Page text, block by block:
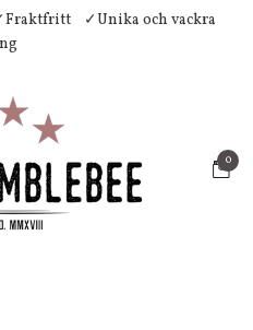
✓Unika och vackra
0